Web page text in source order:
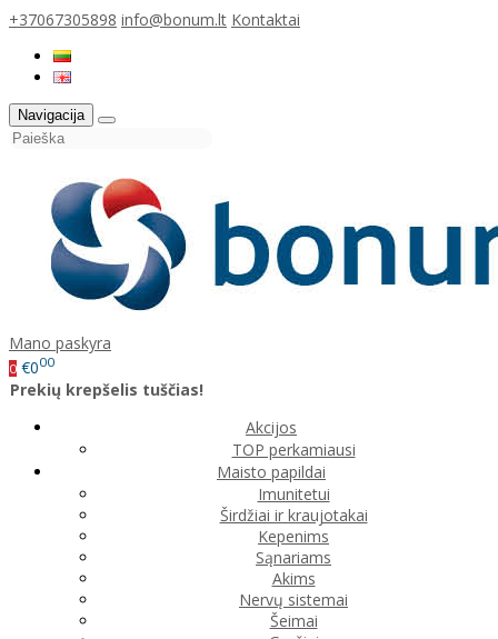
+37067305898 info@bonum.lt Kontaktai
Navigacija
Mano paskyra
0 €000
Prekių krepšelis tuščias!
Akcijos
TOP perkamiausi
Maisto papildai
Imunitetui
Širdžiai ir kraujotakai
Kepenims
Sąnariams
Akims
Nervų sistemai
Šeimai